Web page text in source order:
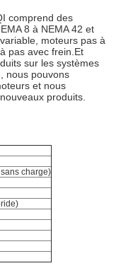
comprend des
8 à NEMA 42 et
moteurs pas à
pas avec frein.Et
sur les systèmes
nous pouvons
et nous
produits.
charge)